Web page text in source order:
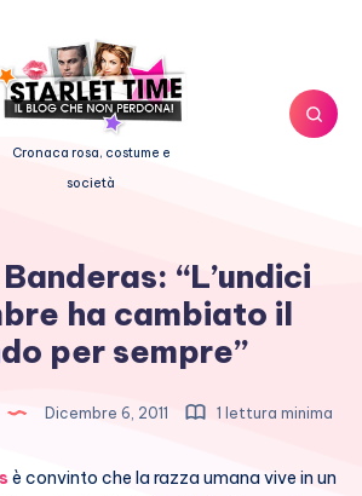
Cronaca rosa, costume e
società
“L’undici
ha cambiato il
per sempre”
Dicembre 6, 2011 1 lettura minima
è convinto che la razza umana vive in un